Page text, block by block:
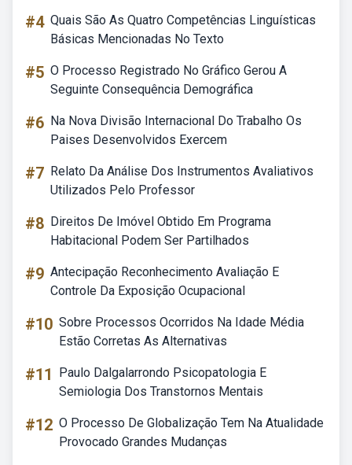
#4 Quais São As Quatro Competências Linguísticas
Básicas Mencionadas No Texto
#5 O Processo Registrado No Gráfico Gerou A
Seguinte Consequência Demográfica
#6 Na Nova Divisão Internacional Do Trabalho Os
Paises Desenvolvidos Exercem
#7 Relato Da Análise Dos Instrumentos Avaliativos
Utilizados Pelo Professor
#8 Direitos De Imóvel Obtido Em Programa
Habitacional Podem Ser Partilhados
#9 Antecipação Reconhecimento Avaliação E
Controle Da Exposição Ocupacional
#10 Sobre Processos Ocorridos Na Idade Média
Estão Corretas As Alternativas
#11
Paulo Dalgalarrondo Psicopatologia E
Semiologia Dos Transtornos Mentais
#12 O Processo De Globalização Tem Na Atualidade
Provocado Grandes Mudanças